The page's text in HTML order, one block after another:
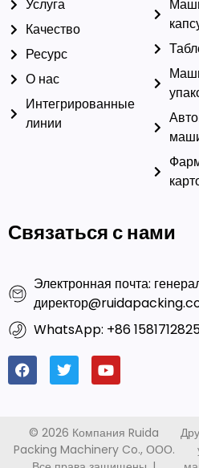
Услуга
Качество
Ресурс
О нас
Интегрированные
линии
Связаться с нами
Электронная почта:
WhatsApp: +86
© 2026 Компания Ruida
Packing Machinery Co., ООО.